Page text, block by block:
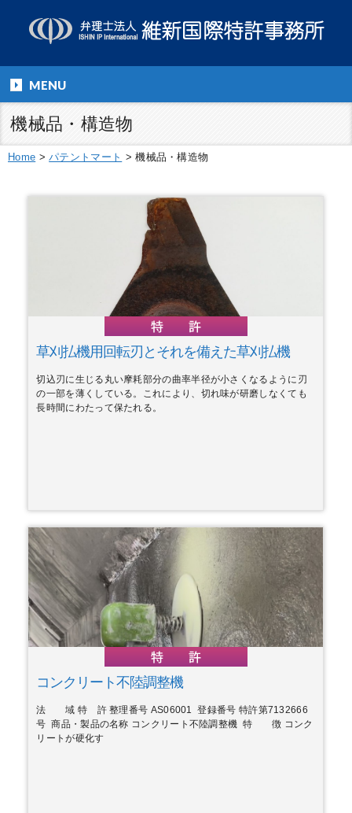
MENU
機械品・構造物
Home >パテントマート >機械品・構造物
草刈払機用回転刃とそれを備えた草刈払機
切込刃に生じる丸い摩耗部分の曲率半径が小さくなるように刃
の一部を薄くしている。これにより、切れ味が研磨しなくても
長時間にわたって保たれる。
コンクリート不陸調整機
法 域 特 許 整理番号 AS06001 登録番号 特許第7132666
号 商品・製品の名称 コンクリート不陸調整機 特 徴 コンク
リートが硬化す